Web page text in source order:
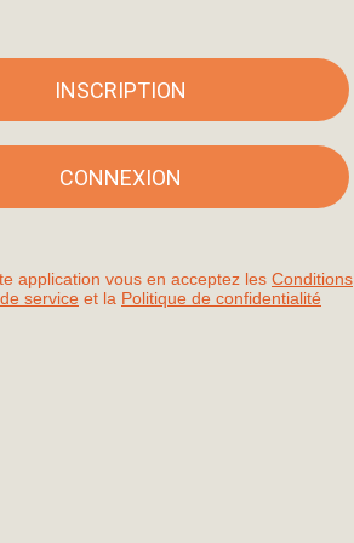
INSCRIPTION
CONNEXION
application vous en acceptez les Conditions
service et la Politique de confidentialité